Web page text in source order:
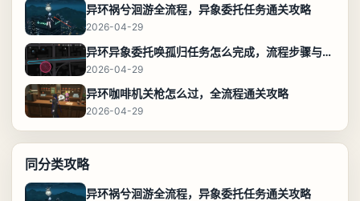
异环祸兮洄游全流程，异象委托任务通关攻略
2026-04-29
异环异象委托唤孤归任务怎么完成，流程步骤与位置攻略
2026-04-29
异环咖啡机关枪怎么过，全流程通关攻略
2026-04-29
同分类攻略
异环祸兮洄游全流程，异象委托任务通关攻略